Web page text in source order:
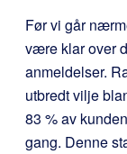
Før vi går
være klar over
anmeldelser.
utbredt vilje
83 % av
gang. Denne